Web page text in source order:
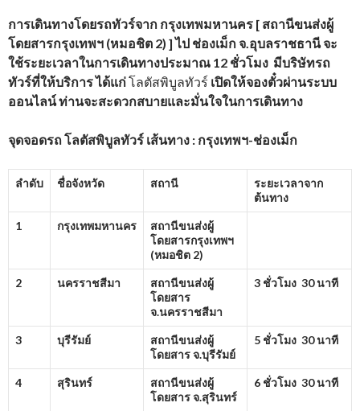
การเดินทางโดยรถทัวร์จาก กรุงเทพมหานคร [ สถานีขนส่งผู้
โดยสารกรุงเทพฯ (หมอชิต 2) ] ไป ช่องเม็ก จ.อุบลราชธานี จะ
ใช้ระยะเวลาในการเดินทางประมาณ 12 ชั่วโมง มีบริษัทรถ
ทัวร์ที่ให้บริการได้แก่โลตัสพิบูลทัวร์ เปิดให้จองตั๋วผ่านระบบ
ออนไลน์ ท่านจะสะดวกสบายและมั่นใจในการเดินทาง
จุดจอดรถโลตัสพิบูลทัวร์ เส้นทาง : กรุงเทพฯ-ช่องเม็ก
ลำดับ ชื่อจังหวัด สถานี
ระยะเวลาจาก
ต้นทาง
1 กรุงเทพมหานคร
สถานีขนส่งผู้
โดยสารกรุงเทพฯ
(หมอชิต 2)
2 นครราชสีมา
สถานีขนส่งผู้
โดยสาร
จ.นครราชสีมา
3 ชั่วโมง 30 นาที
3 บุรีรัมย์
สถานีขนส่งผู้
โดยสาร จ.บุรีรัมย์
5 ชั่วโมง 30 นาที
4 สุรินทร์
สถานีขนส่งผู้
โดยสาร จ.สุรินทร์
6 ชั่วโมง 30 นาที